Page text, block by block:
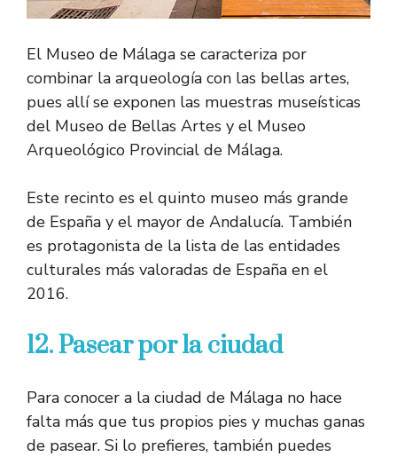
El Museo de Málaga se caracteriza por
combinar la arqueología con las bellas artes,
pues allí se exponen las muestras museísticas
del Museo de Bellas Artes y el Museo
Arqueológico Provincial de Málaga.
Este recinto es el quinto museo más grande
de España y el mayor de Andalucía. También
es protagonista de la lista de las entidades
culturales más valoradas de España en el
2016.
12. Pasear por la ciudad
Para conocer a la ciudad de Málaga no hace
falta más que tus propios pies y muchas ganas
de pasear. Si lo prefieres, también puedes